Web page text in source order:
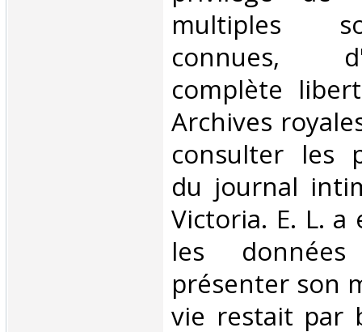
multiples
connues,
complète
Archives
consulter les
du journal
Victoria. E. L.
les
présenter son
vie restait par